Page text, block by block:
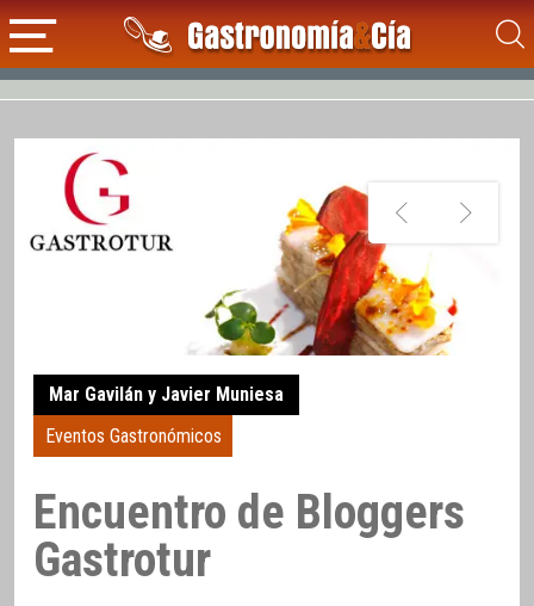
Mar Gavilán y Javier Muniesa
Eventos Gastronómicos
Encuentro de Bloggers
Gastrotur